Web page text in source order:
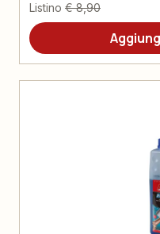
Listino € 8,90